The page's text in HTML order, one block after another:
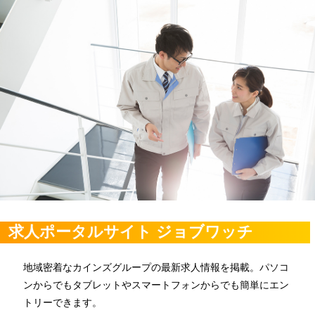
求人ポータルサイト ジョブワッチ
地域密着なカインズグループの最新求人情報を掲載。パソコ
ンからでもタブレットやスマートフォンからでも簡単にエン
トリーできます。